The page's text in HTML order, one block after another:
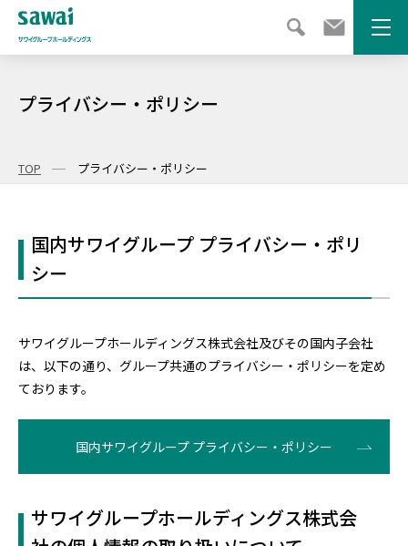
メニ
TOP プライバシー・ポリシー
プライバシー・ポリシー
国内サワイグループ プライバシー・ポリ
シー
サワイグループホールディングス株式会社及びその国内子会社
は、以下の通り、グループ共通のプライバシー・ポリシーを定め
ております。
国内サワイグループ プライバシー・ポリシー
サワイグループホールディングス株式会